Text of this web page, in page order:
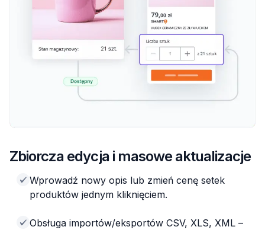
Zbiorcza edycja i masowe aktualizacje
Wprowadź nowy opis lub zmień cenę setek
produktów jednym kliknięciem.
Obsługa importów/eksportów CSV, XLS, XML –